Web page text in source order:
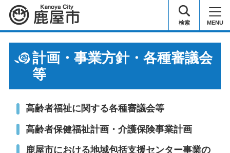
鹿屋市 検索 MENU
計画・事業方針・各種審議会
等
高齢者福祉に関する各種審議会等
高齢者保健福祉計画・介護保険事業計画
鹿屋市における地域包括支援センター事業の